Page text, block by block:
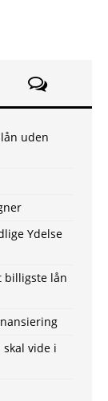
uden
Ydelse
billigste lån
vide i